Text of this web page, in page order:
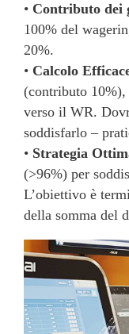
• Contributo dei
100% del
20%.
• Calcolo
(contributo 10%),
verso il WR.
soddisfarlo –
• Strategia
(>96%) per
L’obiettivo è
della somma del